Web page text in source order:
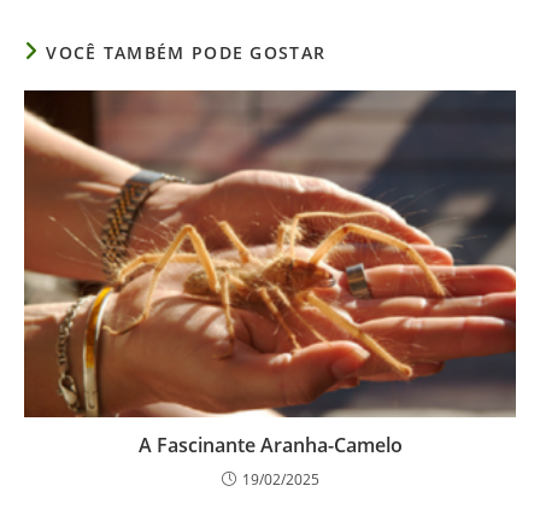
VOCÊ TAMBÉM PODE GOSTAR
A Fascinante Aranha-Camelo
19/02/2025